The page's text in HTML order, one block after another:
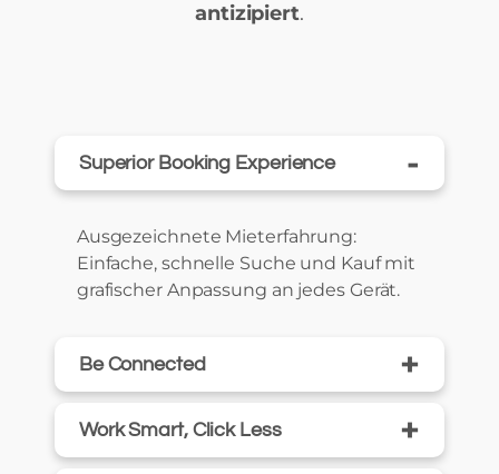
antizipiert.
Superior Booking Experience -
Ausgezeichnete Mieterfahrung:
Einfache, schnelle Suche und Kauf mit
grafischer Anpassung an jedes Gerät.
Be Connected +
Work Smart, Click Less +